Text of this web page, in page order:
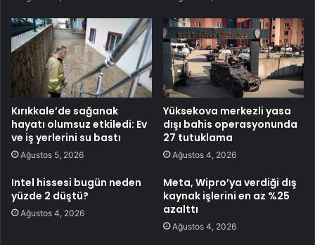
Kırıkkale’de sağanak
hayatı olumsuz etkiledi: Ev
ve iş yerlerini su bastı
Ağustos 5, 2026
Yüksekova merkezli yasa
dışı bahis operasyonunda
27 tutuklama
Ağustos 4, 2026
Intel hissesi bugün neden
yüzde 2 düştü?
Ağustos 4, 2026
Meta, Wipro’ya verdiği dış
kaynak işlerini en az %25
azalttı
Ağustos 4, 2026